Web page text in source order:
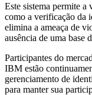
Este sistema permite a
como a verificação da
elimina a ameaça de
ausência de uma base
Participantes do
IBM estão
gerenciamento de
para manter sua